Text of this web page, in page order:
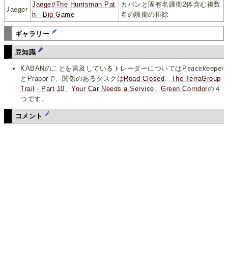
Jaeger
Jaeger/The Huntsman Pat
h - Big Game
カバンと固有名護衛2体含む複数
名の護衛の排除
ギャラリー
豆知識
KABANのことを言及しているトレーダーについてはPeacekeeper
とPraporで、関係のあるタスクは Road Closed、 The TerraGroup
Trail - Part 10、Your Car Needs a Service、Green Corridorの４
つです。
コメント